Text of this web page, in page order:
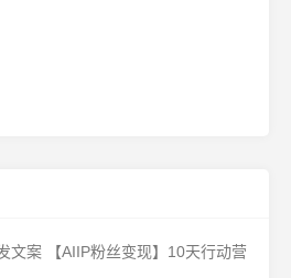
文案 【AIIP粉丝变现】10天行动营